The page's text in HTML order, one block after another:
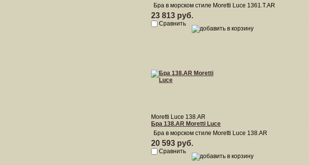
Бра в морском стиле Moretti Luce 1361.T.AR
23 813 руб.
Сравнить
Moretti Luce 138.AR
Бра 138.AR Moretti Luce
Бра в морском стиле Moretti Luce 138.AR
20 593 руб.
Сравнить